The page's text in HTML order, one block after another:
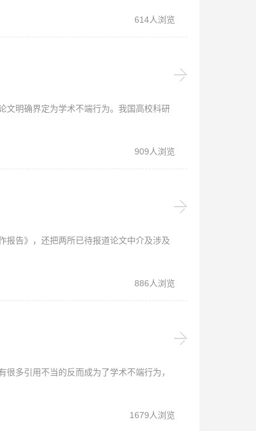
614人浏览
文明确界定为学术不端行为。我国高校科研
909人浏览
报告》，还把两所已待报道论文中介及涉及
886人浏览
多引用不当的反而成为了学术不端行为，
1679人浏览